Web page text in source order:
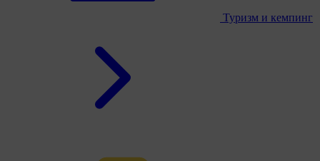
Туризм и кемпинг